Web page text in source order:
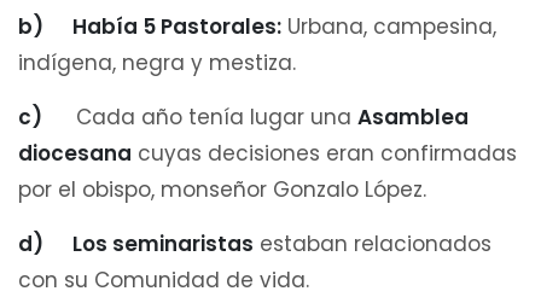
b) Había 5 Pastorales: Urbana, campesina,
indígena, negra y mestiza.
c) Cada año tenía lugar una Asamblea
diocesana cuyas decisiones eran confirmadas
por el obispo, monseñor Gonzalo López.
d) Los seminaristas estaban relacionados
con su Comunidad de vida.